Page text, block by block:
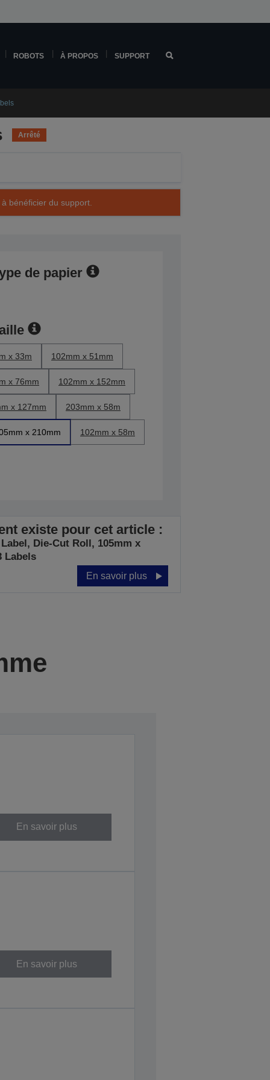
ROBOTS À PROPOS SUPPORT
Arrêté
bénéficier du support.
de papier
x 33m 102mm x 51mm
x 76mm 102mm x 152mm
x 127mm 203mm x 58m
x 210mm 102mm x 58m
existe pour cet article :
Die-Cut Roll, 105mm x
Labels
En savoir plus
En savoir plus
En savoir plus